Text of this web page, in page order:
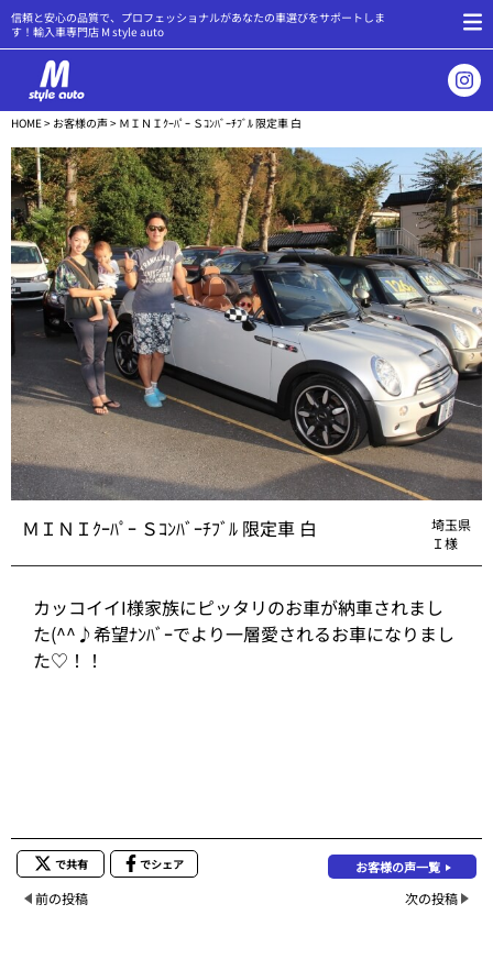
信頼と安心の品質で、プロフェッショナルがあなたの車選びをサポートしま
す！輸入車専門店 M style auto
HOME> お客様の声> ＭＩＮＩｸｰﾊﾟｰ Ｓｺﾝﾊﾞｰﾁﾌﾞﾙ 限定車 白
ＭＩＮＩｸｰﾊﾟｰ Ｓｺﾝﾊﾞｰﾁﾌﾞﾙ 限定車 白
埼玉県
Ｉ様
カッコイイI様家族にピッタリのお車が納車されまし
た(^^♪希望ﾅﾝﾊﾞｰでより一層愛されるお車になりまし
た♡！！
で共有 でシェア お客様の声一覧
前の投稿 次の投稿